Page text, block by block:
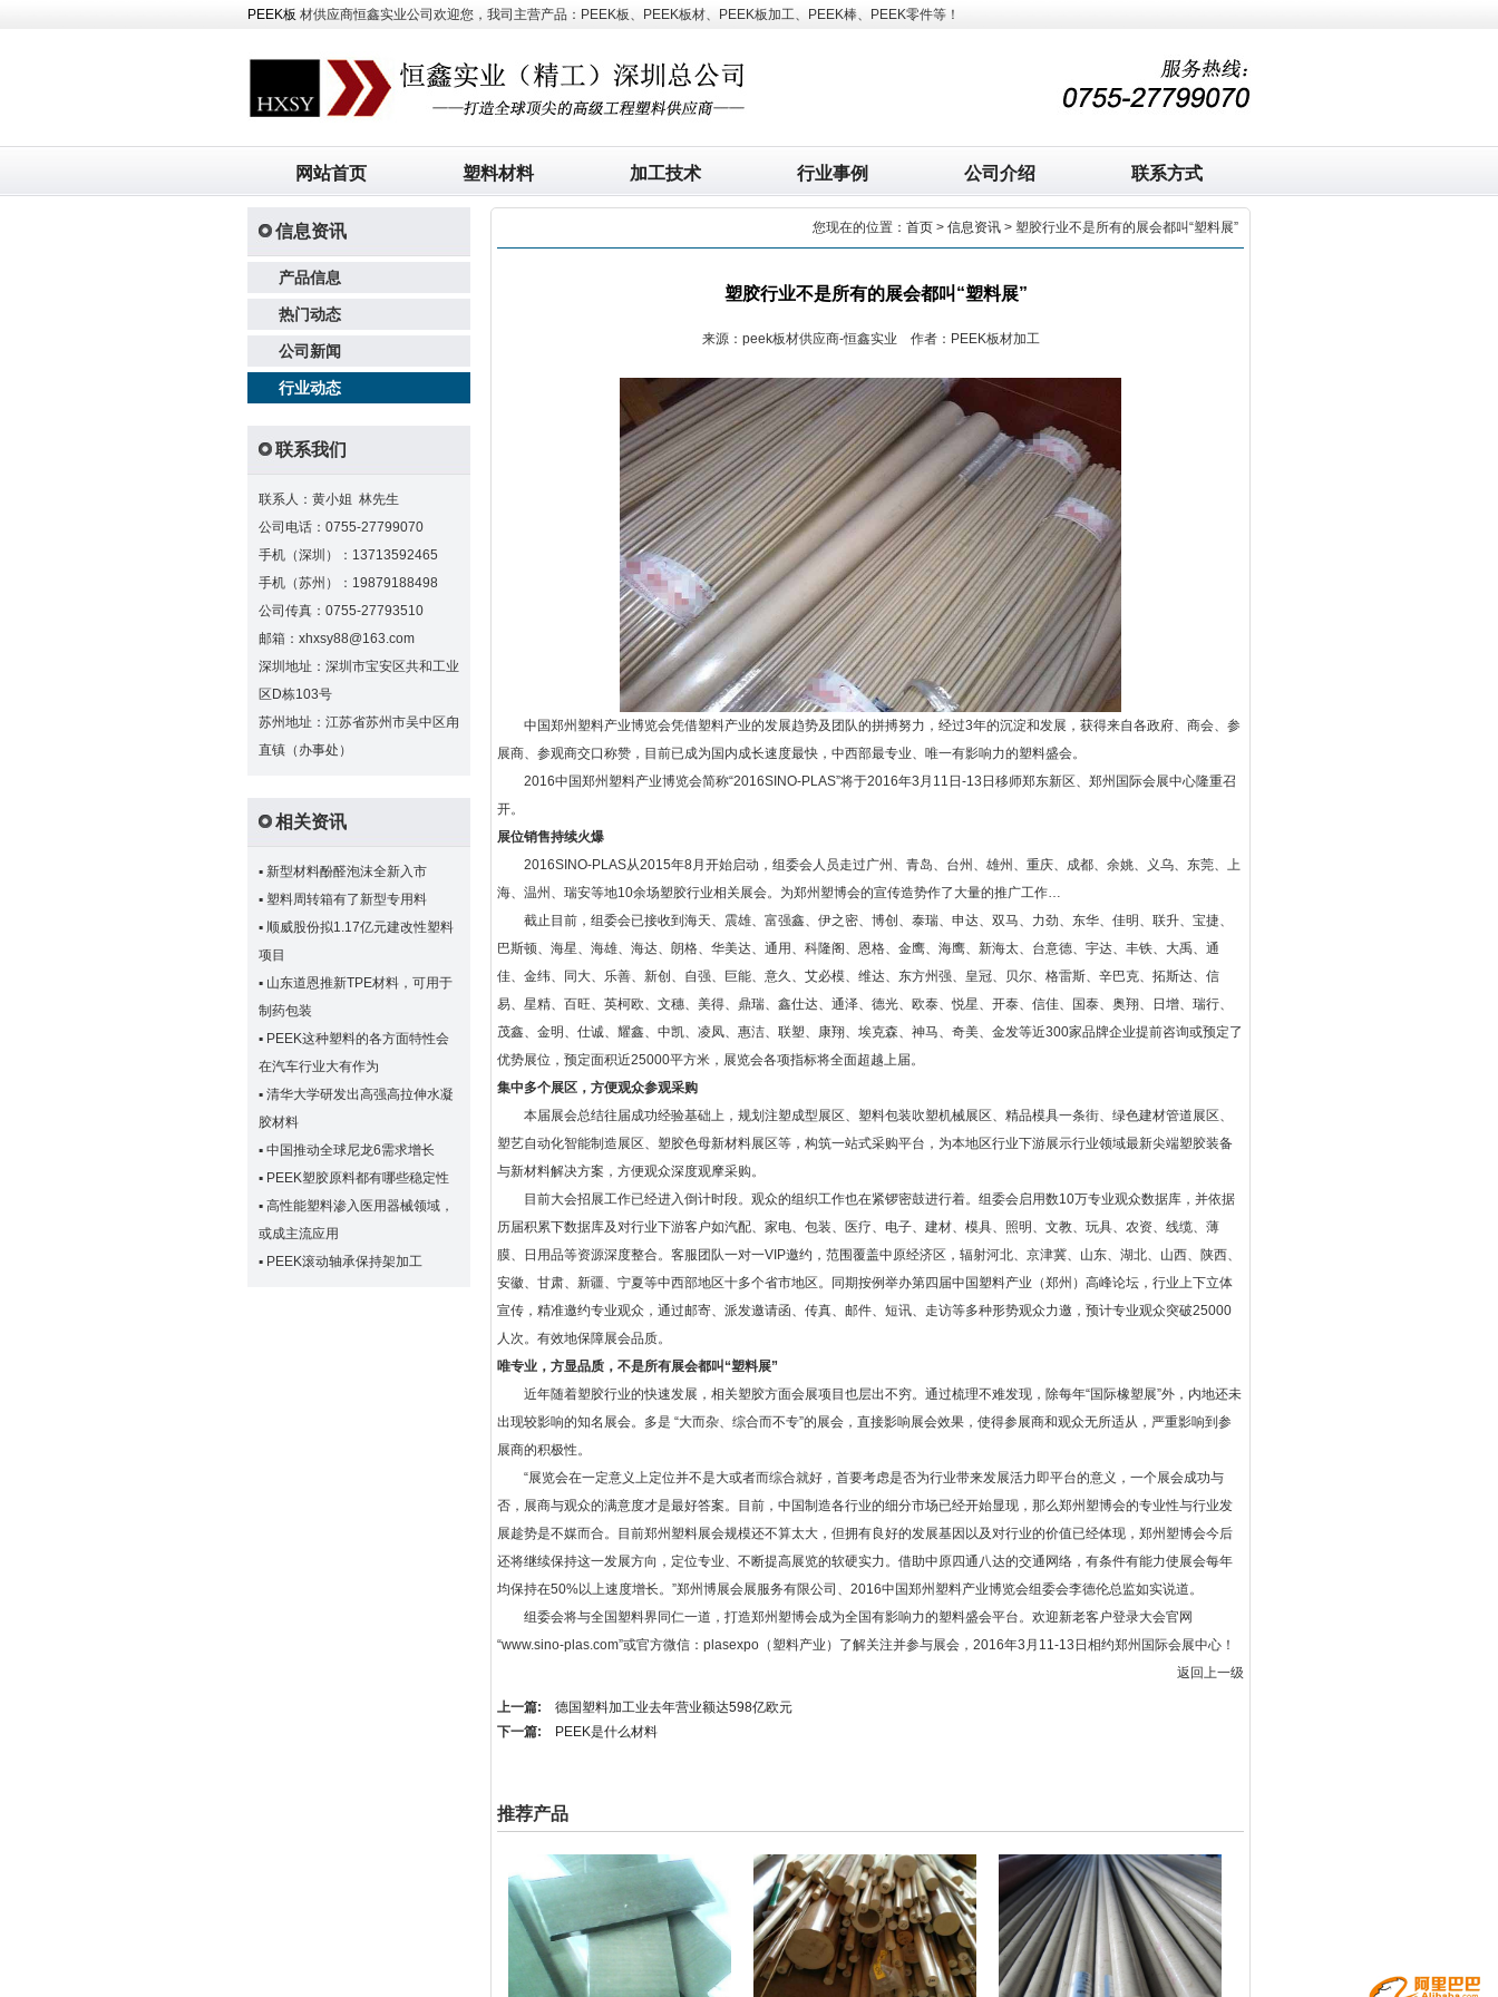
PEEK板 材供应商恒鑫实业公司欢迎您，我司主营产品：PEEK板、PEEK板材、PEEK板加工、PEEK棒、PEEK零件等！
网站首页 塑料材料 加工技术 行业事例 公司介绍 联系方式
信息资讯
产品信息
热门动态
公司新闻
行业动态
联系我们
联系人：黄小姐 林先生
公司电话：0755-27799070
手机（深圳）：13713592465
手机（苏州）：19879188498
公司传真：0755-27793510
邮箱：xhxsy88@163.com
深圳地址：深圳市宝安区共和工业
区D栋103号
苏州地址：江苏省苏州市吴中区甪
直镇（办事处）
相关资讯
▪ 新型材料酚醛泡沫全新入市
▪ 塑料周转箱有了新型专用料
▪ 顺威股份拟1.17亿元建改性塑料
项目
▪ 山东道恩推新TPE材料，可用于
制药包装
▪ PEEK这种塑料的各方面特性会
在汽车行业大有作为
▪ 清华大学研发出高强高拉伸水凝
胶材料
▪ 中国推动全球尼龙6需求增长
▪ PEEK塑胶原料都有哪些稳定性
▪ 高性能塑料渗入医用器械领域，
或成主流应用
▪ PEEK滚动轴承保持架加工
您现在的位置： 首页 > 信息资讯 > 塑胶行业不是所有的展会都叫“塑料展”
塑胶行业不是所有的展会都叫“塑料展”
来源：peek板材供应商-恒鑫实业 作者：PEEK板材加工
中国郑州塑料产业博览会凭借塑料产业的发展趋势及团队的拼搏努力，经过3年的沉淀和发展，获得来自各政府、商会、参
展商、参观商交口称赞，目前已成为国内成长速度最快，中西部最专业、唯一有影响力的塑料盛会。
2016中国郑州塑料产业博览会简称“2016SINO-PLAS”将于2016年3月11日-13日移师郑东新区、郑州国际会展中心隆重召
开。
展位销售持续火爆
2016SINO-PLAS从2015年8月开始启动，组委会人员走过广州、青岛、台州、雄州、重庆、成都、余姚、义乌、东莞、上
海、温州、瑞安等地10余场塑胶行业相关展会。为郑州塑博会的宣传造势作了大量的推广工作…
截止目前，组委会已接收到海天、震雄、富强鑫、伊之密、博创、泰瑞、申达、双马、力劲、东华、佳明、联升、宝捷、
巴斯顿、海星、海雄、海达、朗格、华美达、通用、科隆阁、恩格、金鹰、海鹰、新海太、台意德、宇达、丰铁、大禹、通
佳、金纬、同大、乐善、新创、自强、巨能、意久、艾必模、维达、东方州强、皇冠、贝尔、格雷斯、辛巴克、拓斯达、信
易、星精、百旺、英柯欧、文穗、美得、鼎瑞、鑫仕达、通泽、德光、欧泰、悦星、开泰、信佳、国泰、奥翔、日增、瑞行、
茂鑫、金明、仕诚、耀鑫、中凯、凌凤、惠洁、联塑、康翔、埃克森、神马、奇美、金发等近300家品牌企业提前咨询或预定了
优势展位，预定面积近25000平方米，展览会各项指标将全面超越上届。
集中多个展区，方便观众参观采购
本届展会总结往届成功经验基础上，规划注塑成型展区、塑料包装吹塑机械展区、精品模具一条街、绿色建材管道展区、
塑艺自动化智能制造展区、塑胶色母新材料展区等，构筑一站式采购平台，为本地区行业下游展示行业领域最新尖端塑胶装备
与新材料解决方案，方便观众深度观摩采购。
目前大会招展工作已经进入倒计时段。观众的组织工作也在紧锣密鼓进行着。组委会启用数10万专业观众数据库，并依据
历届积累下数据库及对行业下游客户如汽配、家电、包装、医疗、电子、建材、模具、照明、文教、玩具、农资、线缆、薄
膜、日用品等资源深度整合。客服团队一对一VIP邀约，范围覆盖中原经济区，辐射河北、京津冀、山东、湖北、山西、陕西、
安徽、甘肃、新疆、宁夏等中西部地区十多个省市地区。同期按例举办第四届中国塑料产业（郑州）高峰论坛，行业上下立体
宣传，精准邀约专业观众，通过邮寄、派发邀请函、传真、邮件、短讯、走访等多种形势观众力邀，预计专业观众突破25000
人次。有效地保障展会品质。
唯专业，方显品质，不是所有展会都叫“塑料展”
近年随着塑胶行业的快速发展，相关塑胶方面会展项目也层出不穷。通过梳理不难发现，除每年“国际橡塑展”外，内地还未
出现较影响的知名展会。多是 “大而杂、综合而不专”的展会，直接影响展会效果，使得参展商和观众无所适从，严重影响到参
展商的积极性。
“展览会在一定意义上定位并不是大或者而综合就好，首要考虑是否为行业带来发展活力即平台的意义，一个展会成功与
否，展商与观众的满意度才是最好答案。目前，中国制造各行业的细分市场已经开始显现，那么郑州塑博会的专业性与行业发
展趁势是不媒而合。目前郑州塑料展会规模还不算太大，但拥有良好的发展基因以及对行业的价值已经体现，郑州塑博会今后
还将继续保持这一发展方向，定位专业、不断提高展览的软硬实力。借助中原四通八达的交通网络，有条件有能力使展会每年
均保持在50%以上速度增长。”郑州博展会展服务有限公司、2016中国郑州塑料产业博览会组委会李德伦总监如实说道。
组委会将与全国塑料界同仁一道，打造郑州塑博会成为全国有影响力的塑料盛会平台。欢迎新老客户登录大会官网
“www.sino-plas.com”或官方微信：plasexpo（塑料产业）了解关注并参与展会，2016年3月11-13日相约郑州国际会展中心！
返回上一级
上一篇: 德国塑料加工业去年营业额达598亿欧元
下一篇:
PEEK是什么材料
推荐产品